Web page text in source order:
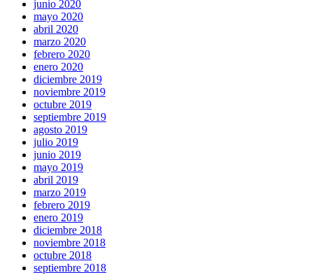
junio 2020
mayo 2020
abril 2020
marzo 2020
febrero 2020
enero 2020
diciembre 2019
noviembre 2019
octubre 2019
septiembre 2019
agosto 2019
julio 2019
junio 2019
mayo 2019
abril 2019
marzo 2019
febrero 2019
enero 2019
diciembre 2018
noviembre 2018
octubre 2018
septiembre 2018